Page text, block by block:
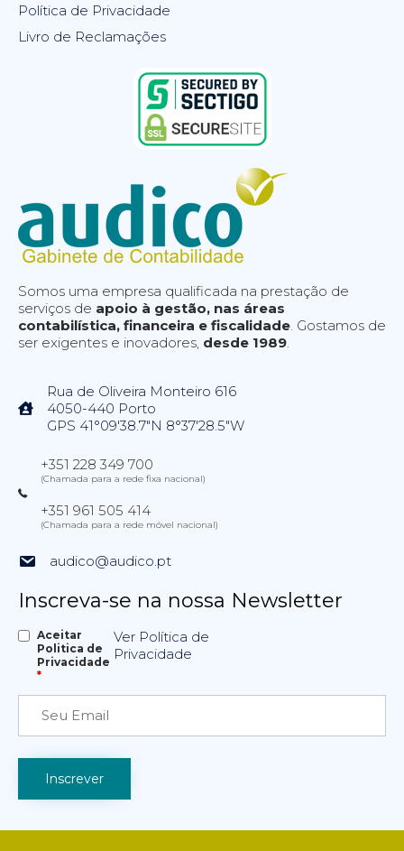
Política de Privacidade
Livro de Reclamações
Somos uma empresa qualificada na prestação de
serviços de apoio à gestão, nas áreas
contabilística, financeira e fiscalidade. Gostamos de
ser exigentes e inovadores, desde 1989.
Rua de Oliveira Monteiro 616
4050-440 Porto
GPS 41°09'38.7"N 8°37'28.5"W
+351 228 349 700
(Chamada para a rede fixa nacional)
+351 961 505 414
(Chamada para a rede móvel nacional)
audico@audico.pt
Inscreva-se na nossa Newsletter
Aceitar
Politica de
Privacidade
*
Ver Política de
Privacidade